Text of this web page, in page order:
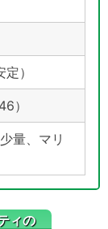
）
）
量、マリ
ィの